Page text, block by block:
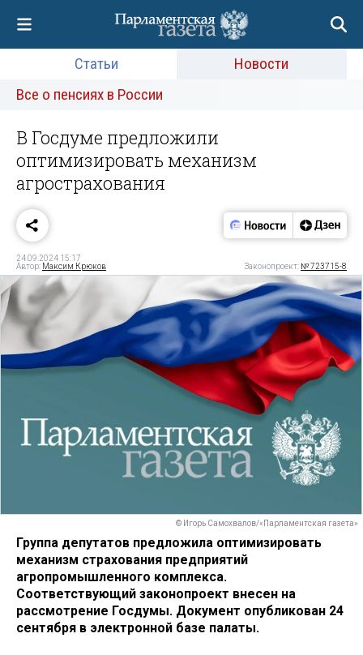
Статьи
Новости
Все о пенсиях в России
В Госдуме предложили
оптимизировать механизм
агрострахования
24.09.2024 15:17
Автор: Максим Крюков Законопроект: № 723715-8
© Игорь Самохвалов/«Парламентская газета»
Группа депутатов предложила оптимизировать
механизм страхования предприятий
агропромышленного комплекса.
Соответствующий законопроект внесен на
рассмотрение Госдумы. Документ опубликован 24
сентября в электронной базе палаты.